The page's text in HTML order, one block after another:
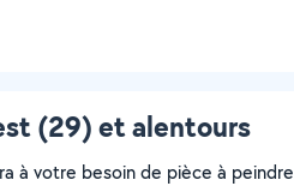
(29) et alentours
à votre besoin de pièce à